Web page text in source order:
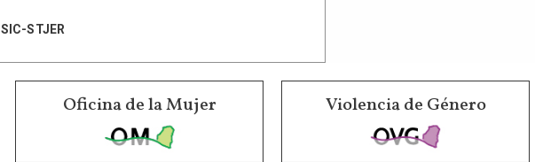
SIC-STJER
Oficina de la Mujer Violencia de Género